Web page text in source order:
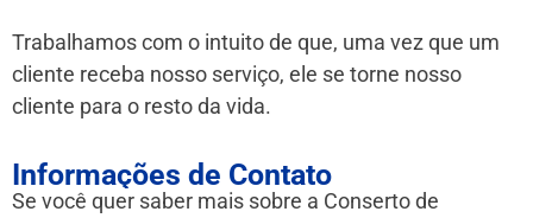
Trabalhamos com o intuito de que, uma vez que um
cliente receba nosso serviço, ele se torne nosso
cliente para o resto da vida.
Informações de Contato
Se você quer saber mais sobre a Conserto de